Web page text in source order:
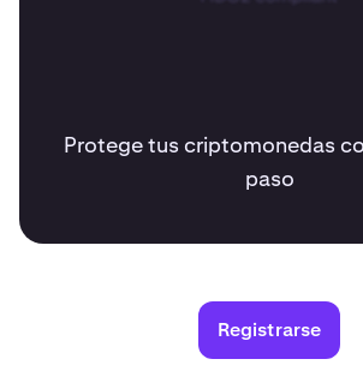
Protege tus criptomonedas
paso
Registrarse